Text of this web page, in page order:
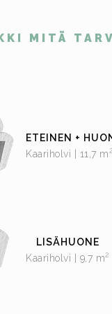
MITÄ
ETEINEN +
Kaariholvi | 11,7 m2
LISÄHUONE
Kaariholvi | 9,7 m2